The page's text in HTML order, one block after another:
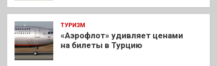
ТУРИЗМ
«Аэрофлот» удивляет ценами
на билеты в Турцию